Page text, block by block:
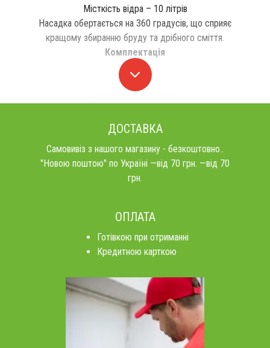
Місткість відра – 10 літрів
Насадка обертається на 360 градусів, що сприяє
кращому збиранню бруду та дрібного сміття.
Комплектація
відро,
швабра,
ДОСТАВКА
Самовивіз з нашого магазину - безкоштовно..
"Новою поштою" по Україні —від 70 грн. —від 70
грн.
ОПЛАТА
Готівкою при отриманні
Кредитною карткою